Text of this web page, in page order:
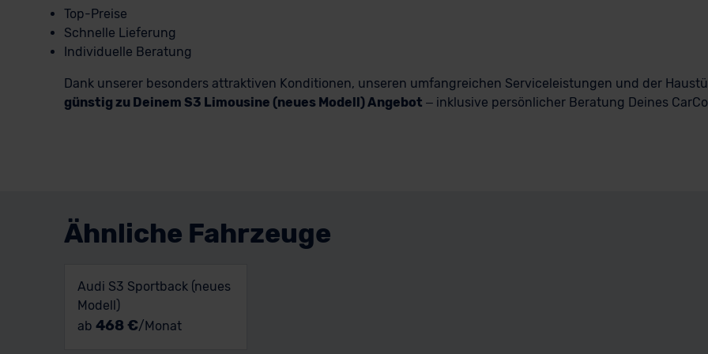
Top-Preise
Schnelle Lieferung
Individuelle Beratung
Dank unserer besonders attraktiven Konditionen, unseren umfangreichen Serviceleistungen und der
günstig zu Deinem S3 Limousine (neues Modell) Angebot – inklusive persönlicher Beratung Deines
Ähnliche Fahrzeuge
Audi S3 Sportback (neues
Modell)
ab 468 €/Monat